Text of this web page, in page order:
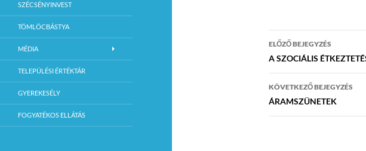
Bejegyzés
navigáció
ELŐZŐ BEJEGYZÉS
A SZOCIÁLIS
KÖVETKEZŐ BEJEGYZÉS
ÁRAMSZÜNETEK
SZÉCSÉNYINVEST
TÖMLÖCBÁSTYA
MÉDIA
TELEPÜLÉSI ÉRTÉKTÁR
GYEREKESÉLY
FOGYATÉKOS ELLÁTÁS